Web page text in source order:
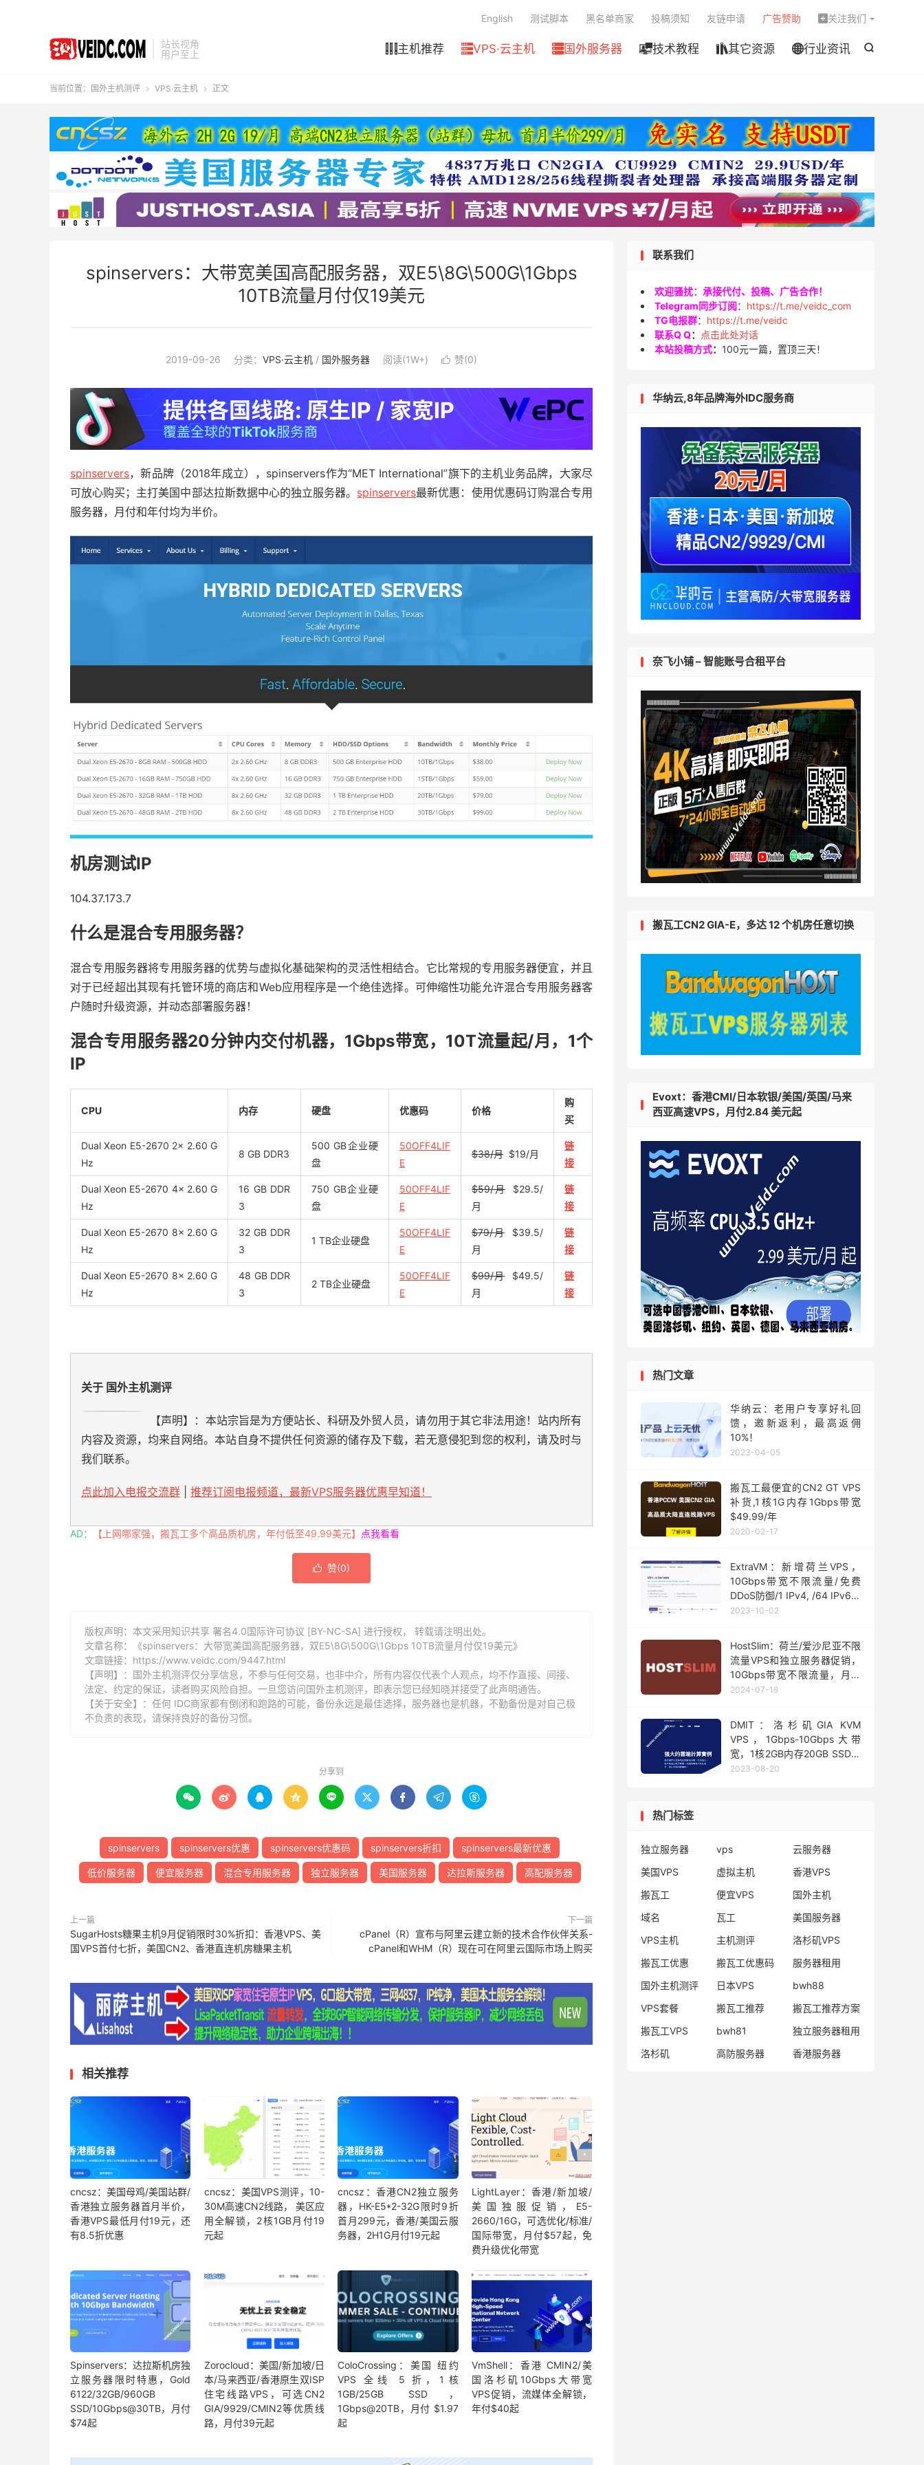
站长视角
用户至上

主机推荐 VPS·云主机 国外服务器 技术教程 其它资源 行业资讯
English 测试脚本 黑名单商家 投稿须知 友链申请 广告赞助  关注我们
当前位置： 国外主机测评  VPS·云主机  正文
spinservers：大带宽美国高配服务器，双E5\8G\500G\1Gbps
10TB流量月付仅19美元
2019-09-26 分类： VPS·云主机/ 国外服务器 阅读(1W+)  赞(0)
spinservers，新品牌（2018年成立），spinservers作为“MET International”旗下的主机业务品牌，大家尽
可放心购买；主打美国中部达拉斯数据中心的独立服务器。 spinservers最新优惠：使用优惠码订购混合专用
服务器，月付和年付均为半价。
机房测试IP
104.37.173.7
什么是混合专用服务器？
混合专用服务器将专用服务器的优势与虚拟化基础架构的灵活性相结合。它比常规的专用服务器便宜，并且
对于已经超出其现有托管环境的商店和Web应用程序是一个绝佳选择。可伸缩性功能允许混合专用服务器客
户随时升级资源，并动态部署服务器！
混合专用服务器20分钟内交付机器，1Gbps带宽，10T流量起/月，1个
IP
CPU 内存 硬盘 优惠码 价格
购
买
Dual Xeon E5-2670 2x 2.60 G
Hz
8 GB DDR3
500 GB企业硬
盘
50OFF4LIF
E
$38/月 $19/月
链
接
Dual Xeon E5-2670 4x 2.60 G
Hz
16 GB DDR
3
750 GB企业硬
盘
50OFF4LIF
E
$59/月 $29.5/
月
链
接
Dual Xeon E5-2670 8x 2.60 G
Hz
32 GB DDR
3
1 TB企业硬盘
50OFF4LIF
E
$79/月 $39.5/
月
链
接
Dual Xeon E5-2670 8x 2.60 G
Hz
48 GB DDR
3
2 TB企业硬盘
50OFF4LIF
E
$99/月$49.5/
月
链
接
关于 国外主机测评
【声明】：本站宗旨是为方便站长、科研及外贸人员，请勿用于其它非法用途！站内所有
内容及资源，均来自网络。本站自身不提供任何资源的储存及下载，若无意侵犯到您的权利，请及时与
我们联系。
点此加入电报交流群 推荐订阅电报频道，最新VPS服务器优惠早知道！
AD： 【上网哪家强，搬瓦工多个高品质机房，年付低至49.99美元】 点我看看
 赞(0)
版权声明：本文采用知识共享 署名4.0国际许可协议 [BY-NC-SA] 进行授权， 转载请注明出处。
文章名称：《spinservers：大带宽美国高配服务器，双E5\8G\500G\1Gbps 10TB流量月付仅19美元》
文章链接： https://www.veidc.com/9447.html
【声明】：国外主机测评仅分享信息，不参与任何交易，也非中介，所有内容仅代表个人观点，均不作直接、间接、
法定、约定的保证，读者购买风险自担。一旦您访问国外主机测评，即表示您已经知晓并接受了此声明通告。
【关于安全】：任何 IDC商家都有倒闭和跑路的可能，备份永远是最佳选择，服务器也是机器，不勤备份是对自己极
不负责的表现，请保持良好的备份习惯。
分享到
        
spinservers spinservers优惠 spinservers优惠码 spinservers折扣 spinservers最新优惠
低价服务器 便宜服务器 混合专用服务器 独立服务器 美国服务器 达拉斯服务器 高配服务器
上一篇
SugarHosts糖果主机9月促销限时30%折扣：香港VPS、美
国VPS首付七折，美国CN2、香港直连机房糖果主机
下一篇
cPanel（R）宣布与阿里云建立新的技术合作伙伴关系-
cPanel和WHM（R）现在可在阿里云国际市场上购买
相关推荐
cncsz：美国母鸡/美国站群/
香港独立服务器首月半价，
香港VPS最低月付19元，还
有8.5折优惠
cncsz：美国VPS测评，10-
30M高速CN2线路， 美区应
用全解锁，2核1GB月付19
元起
cncsz：香港CN2独立服务
器，HK-E5*2-32G限时9折
首月299元，香港/美国云服
务器，2H1G月付19元起
LightLayer：香港/新加坡/
美国独服促销，E5-
2660/16G，可选优化/标准/
国际带宽，月付$57起，免
费升级优化带宽
Spinservers：达拉斯机房独
立服务器限时特惠，Gold
6122/32GB/960GB
SSD/10Gbps@30TB，月付
$74起
Zorocloud：美国/新加坡/日
本/马来西亚/香港原生双ISP
住宅线路VPS，可选CN2
GIA/9929/CMIN2等优质线
路，月付39元起
ColoCrossing：美国 纽约
VPS 全线 5 折，1核
1GB/25GB SSD，
1Gbps@20TB，月付 $1.97
起
VmShell：香港 CMIN2/美
国洛杉矶10Gbps大带宽
VPS促销，流媒体全解锁，
年付$40起
联系我们
欢迎骚扰：承接代付、投稿、广告合作！
Telegram同步订阅： https://t.me/veidc_com
TG电报群： https://t.me/veidc
联系Q Q：
点击此处对话
本站投稿方式： 100元一篇，置顶三天！
华纳云,8年品牌海外IDC服务商
奈飞小铺 – 智能账号合租平台
搬瓦工CN2 GIA-E，多达 12 个机房任意切换
Evoxt：香港CMI/日本软银/美国/英国/马来
西亚高速VPS，月付2.84 美元起
热门文章
华纳云：老用户专享好礼回
馈，邀新返利，最高返佣
10%！
2023-04-05
搬瓦工最便宜的CN2 GT VPS
补货,1核1G内存1Gbps带宽
$49.99/年
2020-02-17
ExtraVM：新增荷兰VPS，
10Gbps带宽不限流量/免费
DDoS防御/1 IPv4, /64 IPv6，
月付$5起
2023-10-02
HostSlim：荷兰/爱沙尼亚不限
流量VPS和独立服务器促销，
10Gbps带宽不限流量，月付
€6.25起
2024-07-18
DMIT：洛杉矶GIA KVM
VPS，1Gbps-10Gbps大带
宽，1核2GB内存20GB SSD，
季付$28.88起
2023-08-20
热门标签
独立服务器 vps
云服务器
美国VPS
虚拟主机
香港VPS
搬瓦工
便宜VPS
国外主机
域名
瓦工
美国服务器
VPS主机
主机测评
洛杉矶VPS
搬瓦工优惠
搬瓦工优惠码
服务器租用
国外主机测评
日本VPS
bwh88
VPS套餐
搬瓦工推荐
搬瓦工推荐方案
搬瓦工VPS
bwh81
独立服务器租用
洛杉矶
高防服务器 香港服务器